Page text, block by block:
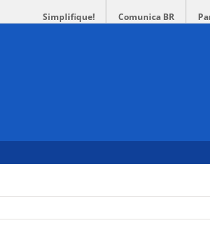
Simplifique! Comunica BR